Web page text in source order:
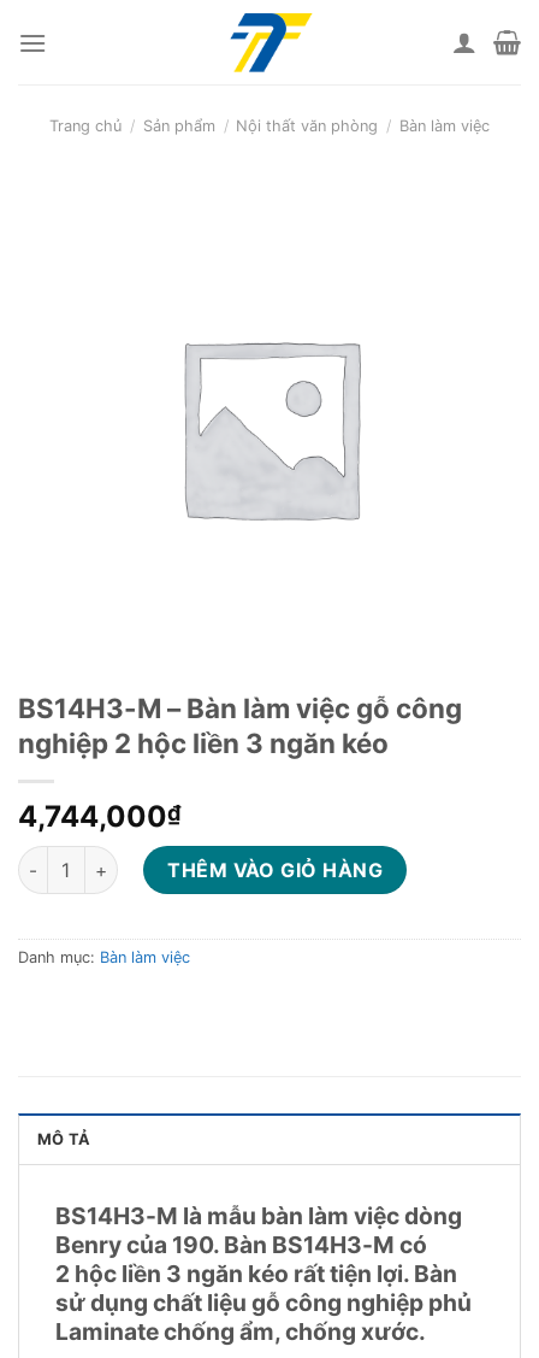
Trang chủ / Sản phẩm / Nội thất văn phòng / Bàn làm việc
BS14H3-M – Bàn làm việc gỗ công
nghiệp 2 hộc liền 3 ngăn kéo
4,744,000₫
BS14H3-M - Bàn làm việc gỗ công nghiệp 2 hộc liền 3 ngăn
THÊM VÀO GIỎ HÀNG
Danh mục: Bàn làm việc
MÔ TẢ
BS14H3-M là mẫu bàn làm việc dòng
Benry của 190. Bàn BS14H3-M có
2 hộc liền 3 ngăn kéo rất tiện lợi. Bàn
sử dụng chất liệu gỗ công nghiệp phủ
Laminate chống ẩm, chống xước.